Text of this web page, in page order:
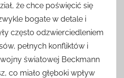
że chce poświęcić się
bogate w detale i
często odzwierciedleniem
pełnych konfliktów i
światowej Beckmann
co miało głęboki wpływ